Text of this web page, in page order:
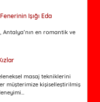
Işığı Eda
Antalya’nın en romantik ve
masaj tekniklerini
müşterimize kişiselleştirilmiş